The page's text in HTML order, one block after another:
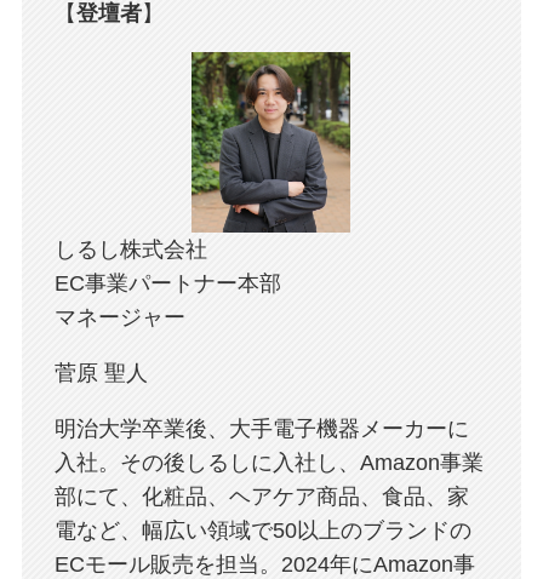
【登壇者】
しるし株式会社
EC事業パートナー本部
マネージャー
菅原 聖人
明治大学卒業後、大手電子機器メーカーに
入社。その後しるしに入社し、Amazon事業
部にて、化粧品、ヘアケア商品、食品、家
電など、幅広い領域で50以上のブランドの
ECモール販売を担当。2024年にAmazon事